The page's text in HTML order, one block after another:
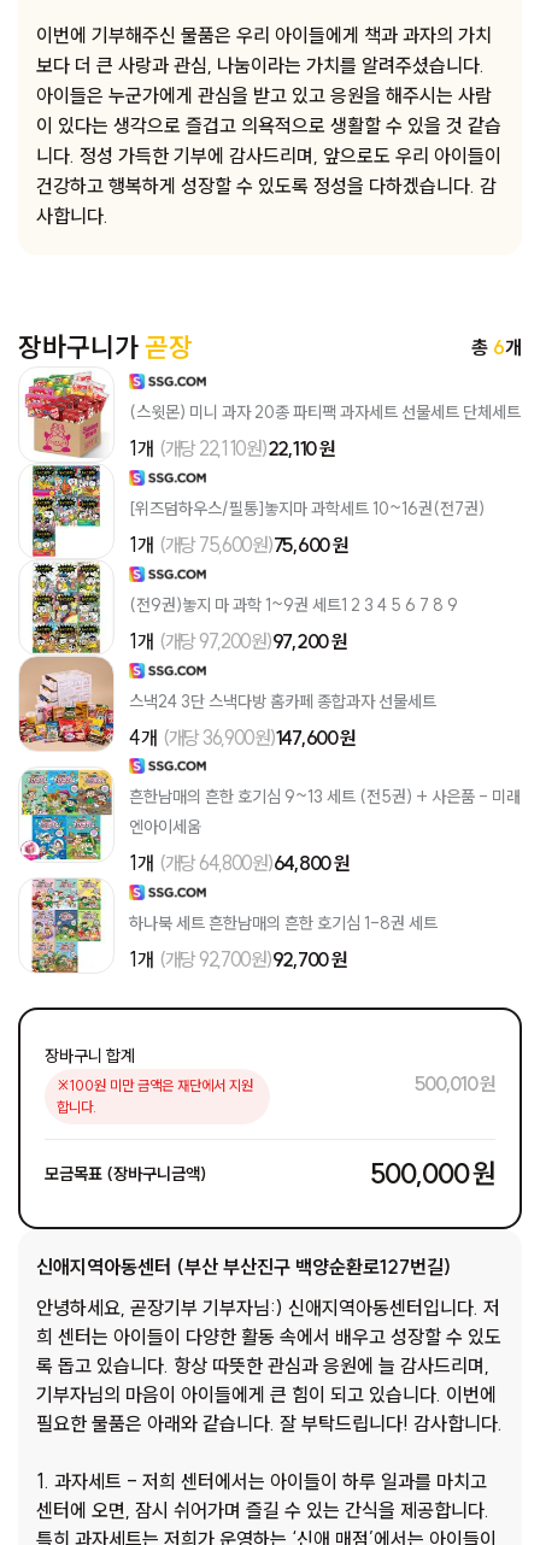
이번에 기부해주신 물품은 우리 아이들에게 책과 과자의 가치
보다 더 큰 사랑과 관심, 나눔이라는 가치를 알려주셨습니다.
아이들은 누군가에게 관심을 받고 있고 응원을 해주시는 사람
이 있다는 생각으로 즐겁고 의욕적으로 생활할 수 있을 것 같습
니다. 정성 가득한 기부에 감사드리며, 앞으로도 우리 아이들이
건강하고 행복하게 성장할 수 있도록 정성을 다하겠습니다. 감
사합니다.
장바구니가곧장 총 6개
(스윗몬) 미니 과자 20종 파티팩 과자세트 선물세트 단체세트
1개 (개당 22,110원)22,110 원
[위즈덤하우스/필통]놓지마 과학세트 10~16권(전7권)
1개 (개당 75,600원)75,600 원
(전9권)놓지 마 과학 1~9권 세트1 2 3 4 5 6 7 8 9
1개 (개당 97,200원)97,200 원
스낵24 3단 스낵다방 홈카페 종합과자 선물세트
4개 (개당 36,900원)147,600 원
흔한남매의 흔한 호기심 9~13 세트 (전5권) + 사은품 - 미래
엔아이세움
1개 (개당 64,800원)64,800 원
하나북 세트 흔한남매의 흔한 호기심 1-8권 세트
1개 (개당 92,700원)92,700 원
장바구니 합계
※100원 미만 금액은 재단에서 지원
합니다.
500,010 원
모금목표 (장바구니금액) 500,000 원
신애지역아동센터 (부산 부산진구 백양순환로127번길)
안녕하세요, 곧장기부 기부자님:) 신애지역아동센터입니다. 저
희 센터는 아이들이 다양한 활동 속에서 배우고 성장할 수 있도
록 돕고 있습니다. 항상 따뜻한 관심과 응원에 늘 감사드리며,
기부자님의 마음이 아이들에게 큰 힘이 되고 있습니다. 이번에
필요한 물품은 아래와 같습니다. 잘 부탁드립니다! 감사합니다.
1. 과자세트 - 저희 센터에서는 아이들이 하루 일과를 마치고
센터에 오면, 잠시 쉬어가며 즐길 수 있는 간식을 제공합니다.
특히 과자세트는 저희가 운영하는 ‘신애 매점’에서는 아이들이